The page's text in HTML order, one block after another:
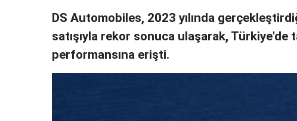
DS Automobiles, 2023 yılında
satışıyla rekor sonuca ulaşarak, Türkiye'de
performansına erişti.